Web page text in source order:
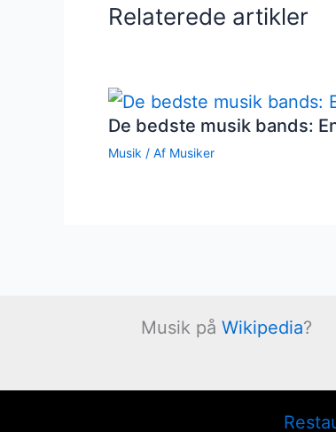
Relaterede artikler
De bedste musik bands:
Musik / Af Musiker
Musik på Wikipedia?